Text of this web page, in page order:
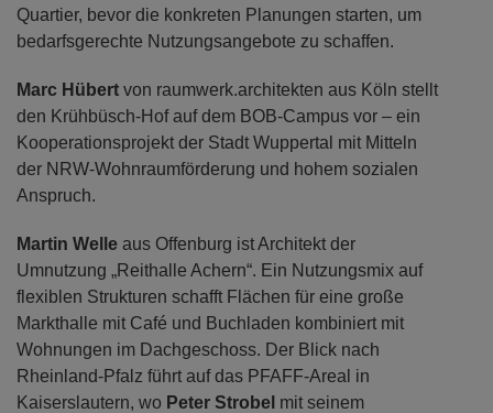
Quartier, bevor die konkreten Planungen starten, um
bedarfsgerechte Nutzungsangebote zu schaffen.
Marc Hübert von raumwerk.architekten aus Köln stellt
den Krühbüsch-Hof auf dem BOB-Campus vor – ein
Kooperationsprojekt der Stadt Wuppertal mit Mitteln
der NRW-Wohnraumförderung und hohem sozialen
Anspruch.
Martin Welle aus Offenburg ist Architekt der
Umnutzung „Reithalle Achern“. Ein Nutzungsmix auf
flexiblen Strukturen schafft Flächen für eine große
Markthalle mit Café und Buchladen kombiniert mit
Wohnungen im Dachgeschoss. Der Blick nach
Rheinland-Pfalz führt auf das PFAFF-Areal in
Kaiserslautern, wo Peter Strobel mit seinem